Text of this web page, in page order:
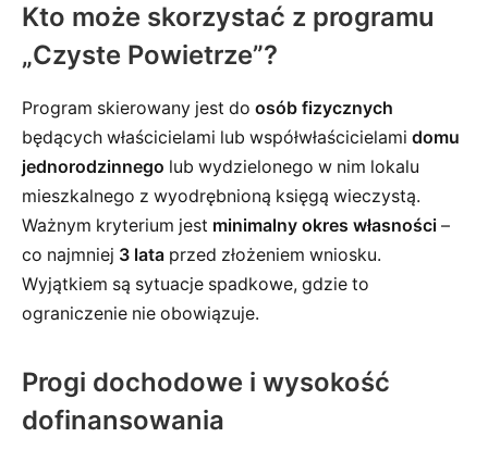
Kto może skorzystać z programu
„Czyste Powietrze”?
Program skierowany jest do osób fizycznych
będących właścicielami lub współwłaścicielami domu
jednorodzinnego lub wydzielonego w nim lokalu
mieszkalnego z wyodrębnioną księgą wieczystą.
Ważnym kryterium jest minimalny okres własności –
co najmniej 3 lata przed złożeniem wniosku.
Wyjątkiem są sytuacje spadkowe, gdzie to
ograniczenie nie obowiązuje.
Progi dochodowe i wysokość
dofinansowania